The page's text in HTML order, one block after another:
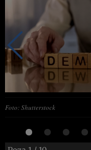
Foto: Shutterstock